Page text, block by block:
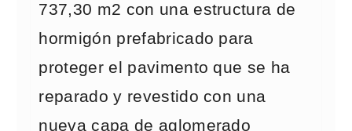
737,30 m2 con una estructura de
hormigón prefabricado para
proteger el pavimento que se ha
reparado y revestido con una
nueva capa de aglomerado